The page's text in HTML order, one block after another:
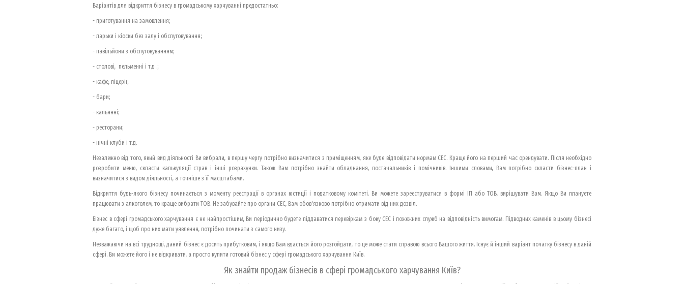
Варіантів для відкриття бізнесу в громадському харчуванні предостатньо:
- приготування на замовлення;
- ларьки і кіоски без залу і обслуговування;
- павільйони з обслуговуванням;
- столові, пельменні і т.д .;
- кафе, піцерії;
- бари;
- кальянні;
- ресторани;
- нічні клуби і т.д.
Незалежно від того, який вид діяльності Ви вибрали, в першу чергу потрібно визначитися з приміщенням, яке буде відповідати нормам СЕС. Краще його на перший час орендувати. Після необхідно
розробити меню, скласти калькуляції страв і інші розрахунки. Також Вам потрібно знайти обладнання, постачальників і помічників. Іншими словами, Вам потрібно скласти бізнес-план і
визначитися з видом діяльності, а точніше з її масштабами.
Відкриття будь-якого бізнесу починається з моменту реєстрації в органах юстиції і податковому комітеті. Ви можете зареєструватися в формі ІП або ТОВ, вирішувати Вам. Якщо Ви плануєте
працювати з алкоголем, то краще вибрати ТОВ. Не забувайте про органи СЕС, Вам обов'язково потрібно отримати від них дозвіл.
Бізнес в сфері громадського харчування є не найпростішим, Ви періодично будете піддаватися перевіркам з боку СЕС і пожежних служб на відповідність вимогам. Підводних каменів в цьому бізнесі
дуже багато, і щоб про них мати уявлення, потрібно починати з самого низу.
Незважаючи на всі труднощі, даний бізнес є досить прибутковим, і якщо Вам вдасться його розгойдати, то це може стати справою всього Вашого життя. Існує й інший варіант початку бізнесу в даній
сфері. Ви можете його і не відкривати, а просто купити готовий бізнес у сфері громадського харчування Київ.
Як знайти продаж бізнесів в сфері громадського харчування Київ?